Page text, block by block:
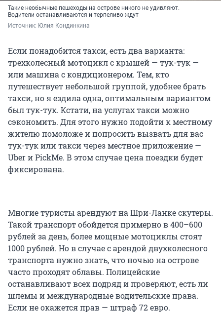
Такие необычные пешеходы на острове никого не удивляют.
Водители останавливаются и терпеливо ждут
Источник: Юлия Кондинкина
Если понадобится такси, есть два варианта:
трехколесный мотоцикл с крышей — тук-тук —
или машина с кондиционером. Тем, кто
путешествует небольшой группой, удобнее брать
такси, но я ездила одна, оптимальным вариантом
был тук-тук. Кстати, на услугах такси можно
сэкономить. Для этого нужно подойти к местному
жителю помоложе и попросить вызвать для вас
тук-тук или такси через местное приложение —
Uber и PickMe. В этом случае цена поездки будет
фиксирована.
Многие туристы арендуют на Шри-Ланке скутеры.
Такой транспорт обойдется примерно в 400–600
рублей за день, более мощные мотоциклы стоят
1000 рублей. Но в случае с арендой двухколесного
транспорта нужно знать, что ночью на острове
часто проходят облавы. Полицейские
останавливают всех подряд и проверяют, есть ли
шлемы и международные водительские права.
Если не окажется прав — штраф 72 евро.